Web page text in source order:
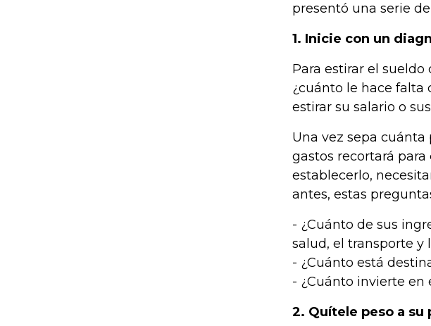
presentó una serie
1. Inicie con un
Para estirar el
¿cuánto le hace falta
estirar su salario o
Una vez sepa cuánta
gastos recortará para
establecerlo,
antes, estas
- ¿Cuánto de sus
salud, el transporte y
- ¿Cuánto está
- ¿Cuánto invierte
2. Quítele peso a su